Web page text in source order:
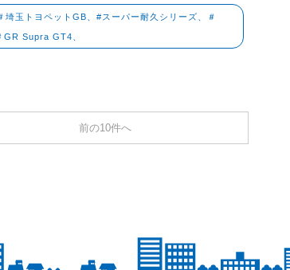
埼玉トヨペットGB、#スーパー耐久シリーズ、＃
GR Supra GT4、
前の10件へ